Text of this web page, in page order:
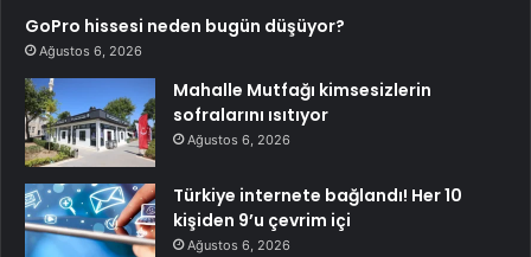
GoPro hissesi neden bugün düşüyor?
Ağustos 6, 2026
Mahalle Mutfağı kimsesizlerin
sofralarını ısıtıyor
Ağustos 6, 2026
Türkiye internete bağlandı! Her 10
kişiden 9’u çevrim içi
Ağustos 6, 2026